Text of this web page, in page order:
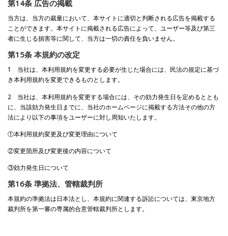
第14条 広告の掲載
当方は、当方の裁量において、本サイトに適切と判断される広告を掲載する
ことができます。本サイトに掲載される広告によって、ユーザー等及び第三
者に生じる損害等に関して、当方は一切の責任を負いません。
第15条 本規約の改定
1 当社は、本利用規約を変更する必要が生じた場合には、民法の規定に基づ
き本利用規約を変更できるものとします。
2 当社は、本利用規約を変更する場合には、その効力発生日を定めるととも
に、当該効力発生日までに、当社のホームページに掲載する方法その他の方
法により以下の事項をユーザーに対し周知いたします。
①本利用規約変更及び変更理由について
②変更箇所及び変更後の内容について
③効力発生日について
第16条 準拠法、管轄裁判所
本規約の準拠法は日本法とし、本規約に関連する訴訟については、東京地方
裁判所を第一審の専属的合意管轄裁判所とします。